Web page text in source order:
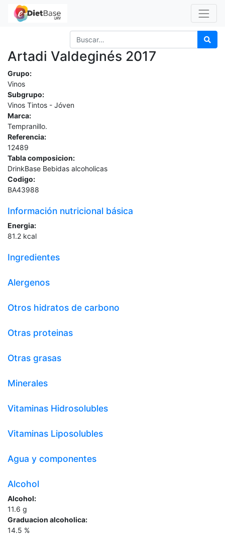
Artadi Valdeginés 2017
Grupo:
Vinos
Subgrupo:
Vinos Tintos - Jóven
Marca:
Tempranillo.
Referencia:
12489
Tabla composicion:
DrinkBase Bebidas alcoholicas
Codigo:
BA43988
Información nutricional básica
Energia:
81.2 kcal
Ingredientes
Alergenos
Otros hidratos de carbono
Otras proteinas
Otras grasas
Minerales
Vitaminas Hidrosolubles
Vitaminas Liposolubles
Agua y componentes
Alcohol
Alcohol:
11.6 g
Graduacion alcoholica:
14.5 %